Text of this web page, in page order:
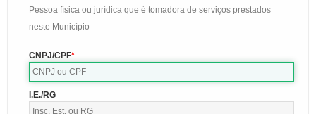
Pessoa física ou jurídica que é tomadora de serviços prestados
neste Município
CNPJ/CPF
I.E./RG